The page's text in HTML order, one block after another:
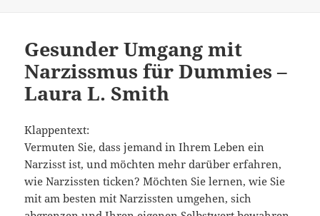
Gesunder Umgang mit
Narzissmus für Dummies –
Laura L. Smith
Klappentext:
Vermuten Sie, dass jemand in Ihrem Leben ein
Narzisst ist, und möchten mehr darüber erfahren,
wie Narzissten ticken? Möchten Sie lernen, wie Sie
mit am besten mit Narzissten umgehen, sich